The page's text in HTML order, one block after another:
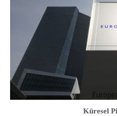
Küresel